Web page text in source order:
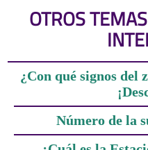
OTROS
¿Con qué signos del
Número de la